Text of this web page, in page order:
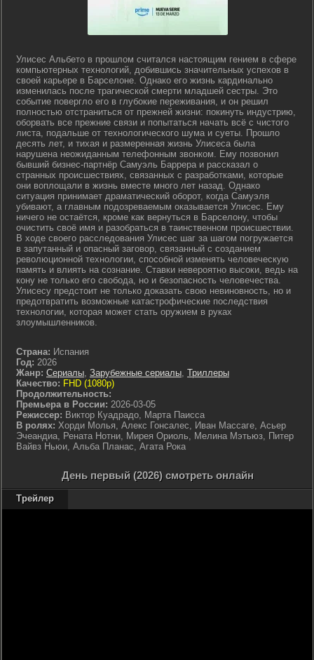
Улисес Альбето в прошлом считался настоящим гением в сфере
компьютерных технологий, добившись значительных успехов в
своей карьере в Барселоне. Однако его жизнь кардинально
изменилась после трагической смерти младшей сестры. Это
событие повергло его в глубокие переживания, и он решил
полностью отстраниться от прежней жизни: покинуть индустрию,
оборвать все прежние связи и попытаться начать всё с чистого
листа, подальше от технологического шума и суеты. Прошло
десять лет, и тихая и размеренная жизнь Улисеса была
нарушена неожиданным телефонным звонком. Ему позвонил
бывший бизнес-партнёр Самуэль Баррера и рассказал о
странных происшествиях, связанных с разработками, которые
они воплощали в жизнь вместе много лет назад. Однако
ситуация принимает драматический оборот, когда Самуэля
убивают, а главным подозреваемым оказывается Улисес. Ему
ничего не остаётся, кроме как вернуться в Барселону, чтобы
очистить своё имя и разобраться в таинственном происшествии.
В ходе своего расследования Улисес шаг за шагом погружается
в запутанный и опасный заговор, связанный с созданием
революционной технологии, способной изменять человеческую
память и влиять на сознание. Ставки невероятно высоки, ведь на
кону не только его свобода, но и безопасность человечества.
Улисесу предстоит не только доказать свою невиновность, но и
предотвратить возможные катастрофические последствия
технологии, которая может стать оружием в руках
злоумышленников.
Страна: Испания
Год: 2026
Жанр: Сериалы, Зарубежные сериалы, Триллеры
Качество: FHD (1080p)
Продолжительность:
Премьера в России: 2026-03-05
Режиссер: Виктор Куадрадо, Марта Паисса
В ролях: Хорди Молья, Алекс Гонсалес, Иван Массаге, Асьер
Эчеандиа, Рената Нотни, Мирея Ориоль, Мелина Мэтьюз, Питер
Вайвз Ньюи, Альба Планас, Агата Рока
День первый (2026) смотреть онлайн
Трейлер